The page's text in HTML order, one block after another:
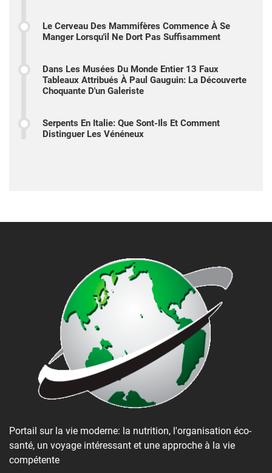
Le Cerveau Des Mammifères Commence À Se
Manger Lorsqu'il Ne Dort Pas Suffisamment
Dans Les Musées Du Monde Entier 13 Faux
Tableaux Attribués À Paul Gauguin: La Découverte
Choquante D'un Galeriste
Serpents En Italie: Que Sont-Ils Et Comment
Distinguer Les Vénéneux
Portail sur la vie moderne: la nutrition, l'organisation éco-
santé, un voyage intéressant et une approche à la vie
compétente